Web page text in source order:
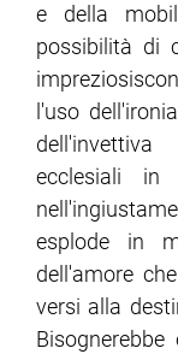
e della
possibilità di
l'uso
ecclesiali
esplode in
dell'amore
versi alla